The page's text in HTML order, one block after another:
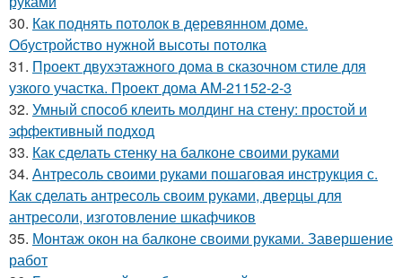
30. Как поднять потолок в деревянном доме.
Обустройство нужной высоты потолка
31. Проект двухэтажного дома в сказочном стиле для
узкого участка. Проект дома AM-21152-2-3
32. Умный способ клеить молдинг на стену: простой и
эффективный подход
33. Как сделать стенку на балконе своими руками
34. Антресоль своими руками пошаговая инструкция с.
Как сделать антресоль своим руками, дверцы для
антресоли, изготовление шкафчиков
35. Монтаж окон на балконе своими руками. Завершение
работ